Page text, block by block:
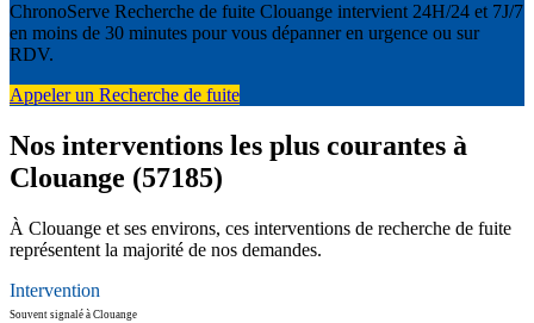
ChronoServe Recherche de fuite Clouange intervient 24H/24 et 7J/7
en moins de 30 minutes pour vous dépanner en urgence ou sur
RDV.
Appeler un Recherche de fuite
Nos interventions les plus courantes à
Clouange (57185)
À Clouange et ses environs, ces interventions de recherche de fuite
représentent la majorité de nos demandes.
Intervention
Souvent signalé à Clouange